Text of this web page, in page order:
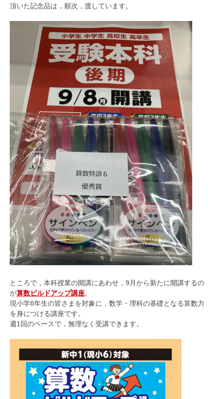
頂いた記念品は，順次，渡しています。
ところで，本科授業の開講にあわせ，9月から新たに開講するの
が算数ビルドアップ講座。
現小学6年生の皆さまを対象に，数学・理科の基礎となる算数力
を身につける講座です。
週1回のペースで，無理なく受講できます。